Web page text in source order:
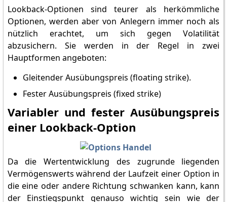
Lookback-Optionen sind teurer als herkömmliche
Optionen, werden aber von Anlegern immer noch als
nützlich erachtet, um sich gegen Volatilität
abzusichern. Sie werden in der Regel in zwei
Hauptformen angeboten:
Gleitender Ausübungspreis (floating strike).
Fester Ausübungspreis (fixed strike)
Variabler und fester Ausübungspreis
einer Lookback-Option
Da die Wertentwicklung des zugrunde liegenden
Vermögenswerts während der Laufzeit einer Option in
die eine oder andere Richtung schwanken kann, kann
der Einstiegspunkt genauso wichtig sein wie der